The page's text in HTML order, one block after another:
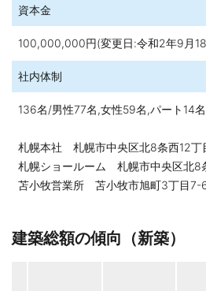
資本金
100,000,000円(変更日:令和2年9月
社内体制
136名/男性77名,女性59名,パート14
札幌本社 札幌市中央区北8条西12丁
札幌ショールーム 札幌市中央区北8
苫小牧営業所 苫小牧市旭町3丁目7-
建築総額の傾向（新築）